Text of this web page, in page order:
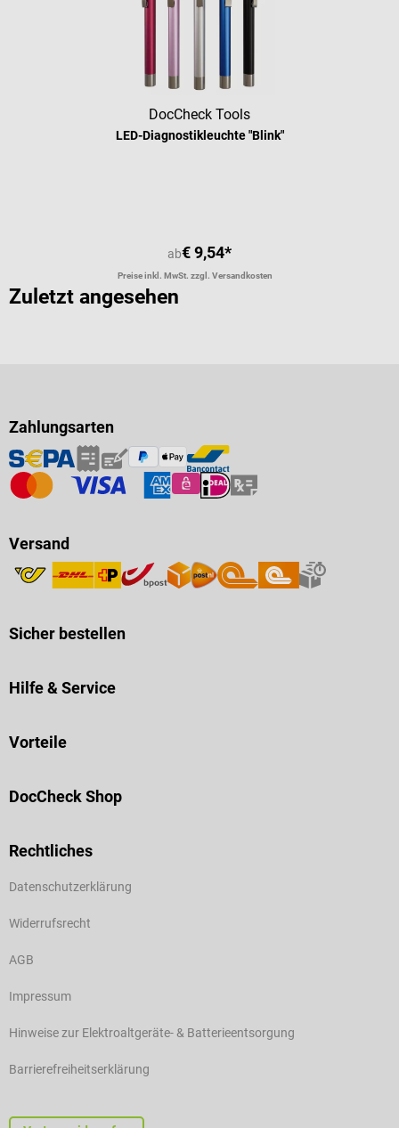
DocCheck Tools
LED-Diagnostikleuchte "Blink"
ab€ 9,54*
Preise inkl. MwSt. zzgl. Versandkosten
Zuletzt angesehen
Zahlungsarten
Versand
Sicher bestellen
Hilfe & Service
Vorteile
DocCheck Shop
Rechtliches
Datenschutzerklärung
Widerrufsrecht
AGB
Impressum
Hinweise zur Elektroaltgeräte- & Batterieentsorgung
Barrierefreiheitserklärung